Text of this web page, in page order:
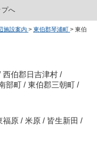
プへ
施設案内 > 東伯郡琴浦町 > 東伯
西伯郡日吉津村 /
部町 / 東伯郡三朝町 /
福原 / 米原 / 皆生新田 /